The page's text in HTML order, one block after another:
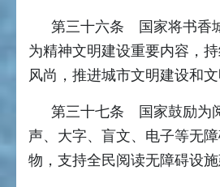
第三十六条 国家将书香
为精神文明建设重要内容，
风尚，推进城市文明建设和文
第三十七条 国家鼓励为
声、大字、盲文、电子等无
物，支持全民阅读无障碍设施